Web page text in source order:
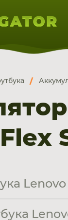
НОУТБУКА
ПЛАНШЕТА
СМАРТФОНА